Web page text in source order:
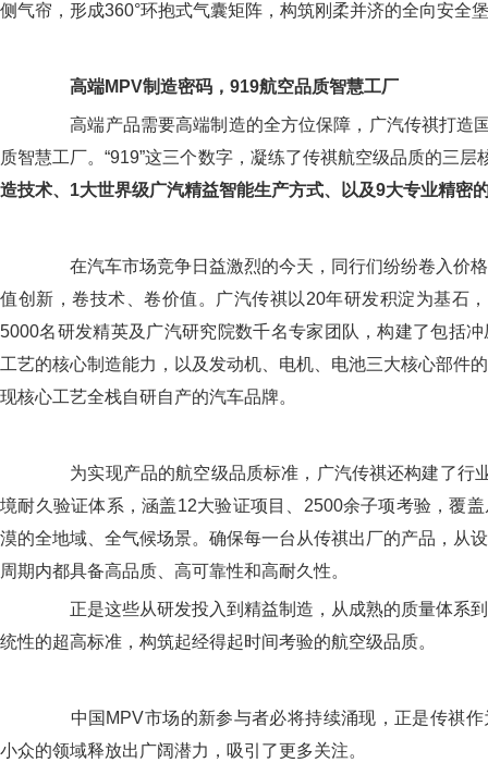
侧气帘，形成360°环抱式气囊矩阵，构筑刚柔并济的全向安全
高端MPV制造密码，919航空品质智慧工厂
高端产品需要高端制造的全方位保障，广汽传祺打造
质智慧工厂。“919”这三个数字，凝练了传祺航空级品质的三层
造技术、1大世界级广汽精益智能生产方式、以及9大专业精密
在汽车市场竞争日益激烈的今天，同行们纷纷卷入价格
值创新，卷技术、卷价值。广汽传祺以20年研发积淀为基石
5000名研发精英及广汽研究院数千名专家团队，构建了包括
工艺的核心制造能力，以及发动机、电机、电池三大核心部件
现核心工艺全栈自研自产的汽车品牌。
为实现产品的航空级品质标准，广汽传祺还构建了行业
境耐久验证体系，涵盖12大验证项目、2500余子项考验，覆
漠的全地域、全气候场景。确保每一台从传祺出厂的产品，从
周期内都具备高品质、高可靠性和高耐久性。
正是这些从研发投入到精益制造，从成熟的质量体系到
统性的超高标准，构筑起经得起时间考验的航空级品质。
中国MPV市场的新参与者必将持续涌现，正是传祺作
小众的领域释放出广阔潜力，吸引了更多关注。